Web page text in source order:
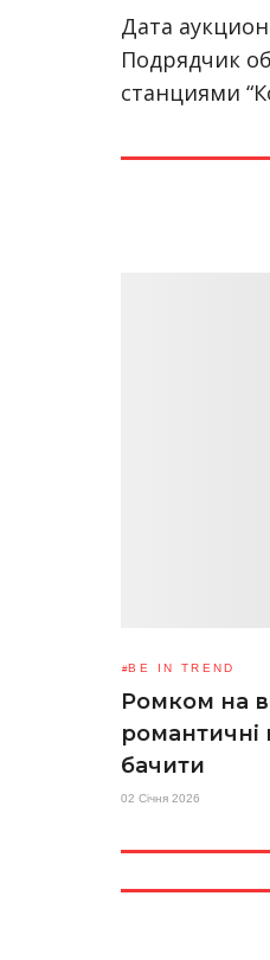
Дата
Подрядчик
станциями
BE IN TREND
Ромком на
романтичні
бачити
02 Січня 2026